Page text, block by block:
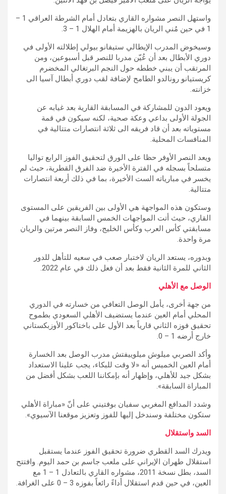
واستهل النصر مشواره القاري بتعادل أمام الشرطة العراقي 1 –
1 في حين مُني الريان بالهزيمة أمام الهلال 1 – 3.
وسيخوض المدرب الإيطالي ستيفانو بيولي إطلالته الأولى في
دوري الأبطال بعد أن عُيّن مدربا للنصر قبل أسبوعين، ومن
المرتقب أن يبني خططه حول النجم البرتغالي المخضرم
كريستيانو رونالدو الطامح لإضافة لقب دوري أبطال آسيا الى
خزانته.
ويعود الدون للمشاركة في المسابقة القارية بعد غيابه عن
الجولة الأولى بداعي وعكة صحية، لكنه سيكون في قمة
مستوياته بعد أن قاد فريقه الى ثلاثة انتصارات متتالية في
المنافسات المحلية.
ويعد النصر الأوفر حظا على الورق لتحقيق الفوز الرابع تواليا
متسلحاً بسجله في الفترة الأخيرة ضد الفرق القطرية، حيث لم
يخسر في مبارياته الست الأخيرة، بما في ذلك أربعة انتصارات
متتالية.
وستكون هذه المواجهة هي الأولى بين الفريقين على المستوى
القاري، حيث أتت المواجهات الخمس السابقة بينهما في
مسابقتي كأس العرب وكأس الخليج، وفاز النصر مرتين والريان
مرة واحدة.
وبدوره، يستعد الريان لاختبار صعب في سعيه للتأهل للدور
الثاني للمرة الثانية فقط بعد أن فعل ذلك في عام 2022.
الوصل مع الأهلي
من جهة أخرى، يأمل الوصل التعافي من خسارته في الدوري
المحلي أمام العين عندما يستضيف الأهلي السعودي بطموح
تحقيق فوزه الثاني قارياً بعد الأول على باختاكور الأوزبكستاني
خارج أرضه 1 – 0.
وأكد الصربي ميلوش ميلوييفتش مدرب الوصل بعد الخسارة
أمام العين الخميس أنه «لا وقت للبكاء، يجب علينا الاستعداد
بشكل جيد للأهلي، وإظهار أنه بإمكاننا اللعب بشكل أفضل من
المباراة السابقة».
وشدد المدافع المغربي سفيان بوفتيني على أنّ «مباراة الأهلي
ستكون مختلفة وسندخل إليها للفوز وتعزيز موقعنا الآسيوي».
السد واستقلال
ويدرك السد القطري ضرورة تحقيق الفوز عندما يستقبل
استقلال طهران الإيراني على ملعب جاسم بن حمد اليوم. وافتتح
السد، بطل نسخة 2011، مشواره القاري بالتعادل 1 – 1 مع
العين، في حين قدم استقلال أداءً رائعاً بفوزه 3 – 0 على الغرافة.